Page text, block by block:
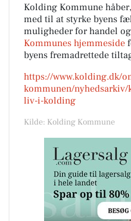
Kolding Kommune
med til at styrke byens
muligheder for handel
Kommunes hjemmeside
byens fremadrettede
https://www.kolding.dk/
kommunen/
liv-i-kolding
Kilde: Kolding Kommune